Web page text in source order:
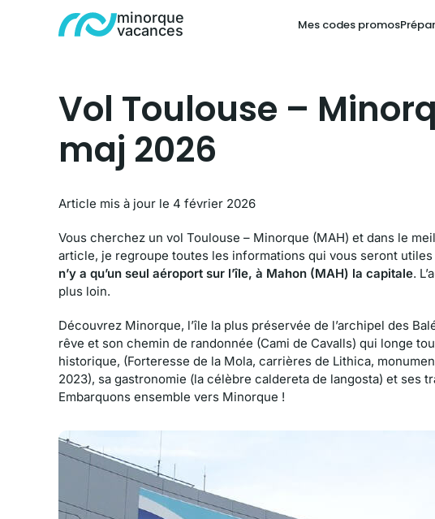
minorque
vacances Mes codes promos
Vol Toulouse –
maj 2026
Article mis à jour le 4 février 2026
Vous cherchez un vol Toulouse – Minorque (MAH) et dans le
article, je regroupe toutes les informations qui vous seront
n’y a qu’un seul aéroport sur l’île, à Mahon (MAH) la capitale.
plus loin.
Découvrez Minorque, l’île la plus préservée de l’archipel des
rêve et son chemin de randonnée (Cami de Cavalls) qui longe
historique, (Forteresse de la Mola, carrières de Lithica,
2023), sa gastronomie (la célèbre caldereta de langosta) et ses
Embarquons ensemble vers Minorque !